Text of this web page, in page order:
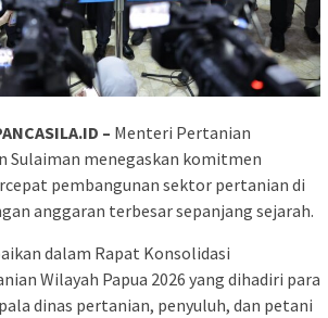
– Menteri Pertanian
Sulaiman menegaskan komitmen
pembangunan sektor pertanian di
anggaran terbesar sepanjang sejarah.
dalam Rapat Konsolidasi
Wilayah Papua 2026 yang dihadiri para
dinas pertanian, penyuluh, dan petani